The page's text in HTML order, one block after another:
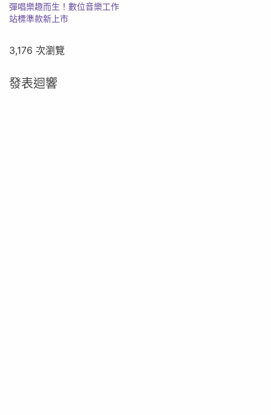
彈唱樂趣而生！數位音樂工作
站標準款新上市
3,176 次瀏覽
發表迴響